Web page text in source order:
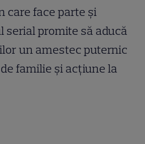
care face parte și
serial promite să aducă
un amestec puternic
familie și acțiune la